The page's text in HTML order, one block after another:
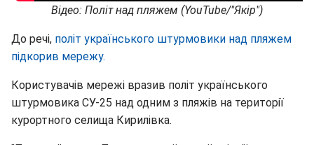
Відео: Політ над пляжем (YouTube/"Якір")
До речі, політ українського штурмовики над пляжем
підкорив мережу.
Користувачів мережі вразив політ українського
штурмовика СУ-25 над одним з пляжів на території
курортного селища Кирилівка.